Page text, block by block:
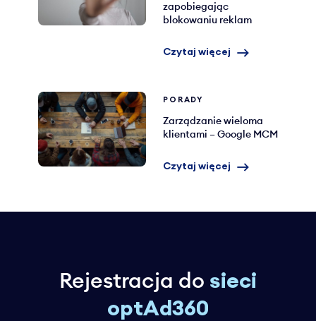
zapobiegając
blokowaniu reklam
Czytaj więcej
PORADY
Zarządzanie wieloma
klientami – Google MCM
Czytaj więcej
Rejestracja do sieci
optAd360